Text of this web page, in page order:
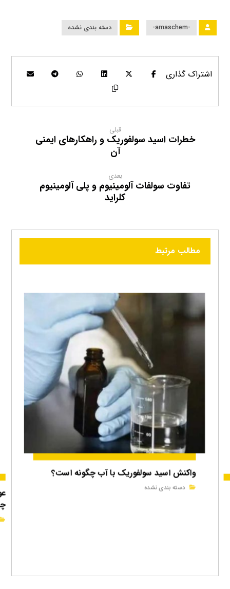
-amaschem- دسته بندی نشده
قبلی
خطرات اسید سولفوریک و راهکارهای ایمنی
آن
بعدی
تفاوت سولفات آلومینیوم و پلی آلومینیوم
کلراید
مطالب مرتبط
واکنش اسید سولفوریک با آب چگونه است؟
دسته بندی نشده